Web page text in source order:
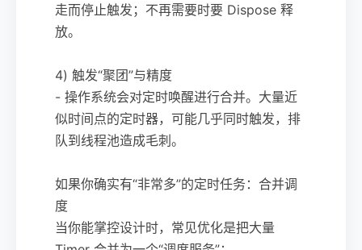
走而停止触发；不再需要时要 Dispose 释
放。
4) 触发“聚团”与精度
- 操作系统会对定时唤醒进行合并。大量近
似时间点的定时器，可能几乎同时触发，排
队到线程池造成毛刺。
如果你确实有“非常多”的定时任务：合并调
度
当你能掌控设计时，常见优化是把大量